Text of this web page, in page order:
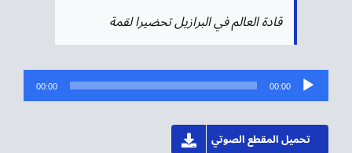
قادة العالم في البرازيل تحضيرا لقمة
مشغل
الصوت
00:00
00:00
تحميل المقطع الصوتي